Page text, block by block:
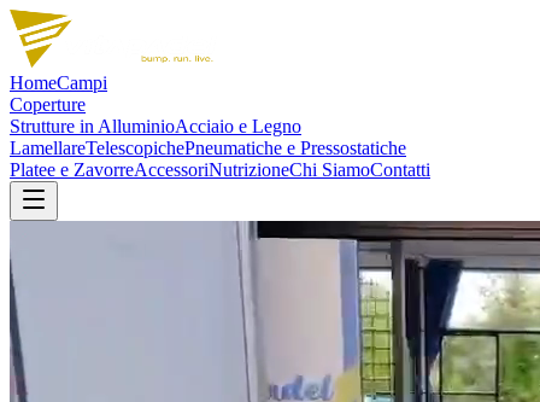
HomeCampi
Coperture
Strutture in AlluminioAcciaio e Legno
LamellareTelescopichePneumatiche e Pressostatiche
Platee e ZavorreAccessoriNutrizioneChi SiamoContatti